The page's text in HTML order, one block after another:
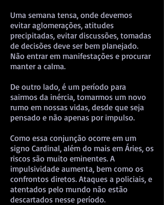
Uma semana tensa, onde devemos
evitar aglomerações, atitudes
precipitadas, evitar discussões, tomadas
de decisões deve ser bem planejado.
Não entrar em manifestações e procurar
manter a calma.
De outro lado, é um período para
sairmos da inércia, tomarmos um novo
rumo em nossas vidas, desde que seja
pensado e não apenas por impulso.
Como essa conjunção ocorre em um
signo Cardinal, além do mais em Áries, os
riscos são muito eminentes. A
impulsividade aumenta, bem como os
confrontos diretos. Ataques a policiais, e
atentados pelo mundo não estão
descartados nesse período.